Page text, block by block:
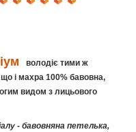
володіє тими ж
і махра 100% бавовна,
видом з лицьового
- бавовняна петелька,